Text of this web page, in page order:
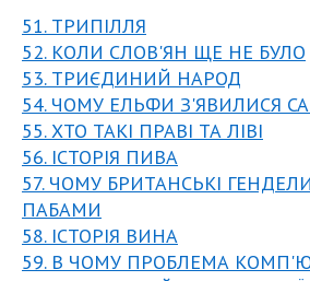
51. ТРИПІЛЛЯ
52. КОЛИ СЛОВ'ЯН ЩЕ НЕ БУЛО
53. ТРИЄДИНИЙ НАРОД
54. ЧОМУ ЕЛЬФИ З'ЯВИЛИСЯ
55. ХТО ТАКІ ПРАВІ ТА ЛІВІ
56. ІСТОРІЯ ПИВА
57. ЧОМУ БРИТАНСЬКІ
ПАБАМИ
58. ІСТОРІЯ ВИНА
59. В ЧОМУ ПРОБЛЕМА